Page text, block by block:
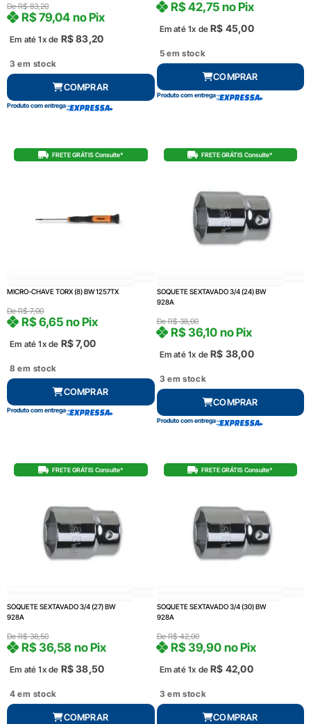
DeR$83,20
Em até 1x de R$83,20
R$79,04 no Pix
3 em stock
COMPRAR
Produto com entrega
Em até 1x de R$ 45,00
R$42,75 no Pix
5 em stock
COMPRAR
Produto com entrega
FRETE GRÁTIS Consulte*
MICRO-CHAVE TORX (8) BW 1257TX
DeR$7,00
Em até 1x de R$7,00
R$6,65 no Pix
8 em stock
COMPRAR
Produto com entrega
FRETE GRÁTIS Consulte*
SOQUETE SEXTAVADO 3/4 (24) BW
928A
DeR$38,00
Em até 1x de R$ 38,00
R$36,10 no Pix
3 em stock
COMPRAR
Produto com entrega
FRETE GRÁTIS Consulte*
SOQUETE SEXTAVADO 3/4 (27) BW
928A
DeR$38,50
Em até 1x de R$38,50
R$36,58 no Pix
4 em stock
COMPRAR
FRETE GRÁTIS Consulte*
SOQUETE SEXTAVADO 3/4 (30) BW
928A
DeR$42,00
Em até 1x de R$ 42,00
R$39,90 no Pix
3 em stock
COMPRAR